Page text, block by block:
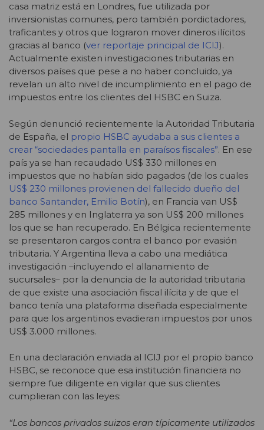
casa matriz está en Londres, fue utilizada por
inversionistas comunes, pero también pordictadores,
traficantes y otros que lograron mover dineros ilícitos
gracias al banco (ver reportaje principal de ICIJ).
Actualmente existen investigaciones tributarias en
diversos países que pese a no haber concluido, ya
revelan un alto nivel de incumplimiento en el pago de
impuestos entre los clientes del HSBC en Suiza.
Según denunció recientemente la Autoridad Tributaria
de España, el propio HSBC ayudaba a sus clientes a
crear “sociedades pantalla en paraísos fiscales”. En ese
país ya se han recaudado US$ 330 millones en
impuestos que no habían sido pagados (de los cuales
US$ 230 millones provienen del fallecido dueño del
banco Santander, Emilio Botín), en Francia van US$
285 millones y en Inglaterra ya son US$ 200 millones
los que se han recuperado. En Bélgica recientemente
se presentaron cargos contra el banco por evasión
tributaria. Y Argentina lleva a cabo una mediática
investigación –incluyendo el allanamiento de
sucursales– por la denuncia de la autoridad tributaria
de que existe una asociación fiscal ilícita y de que el
banco tenía una plataforma diseñada especialmente
para que los argentinos evadieran impuestos por unos
US$ 3.000 millones.
En una declaración enviada al ICIJ por el propio banco
HSBC, se reconoce que esa institución financiera no
siempre fue diligente en vigilar que sus clientes
cumplieran con las leyes:
“Los bancos privados suizos eran típicamente utilizados